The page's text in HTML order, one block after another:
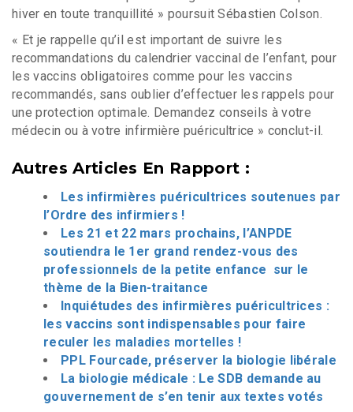
hiver en toute tranquillité » poursuit Sébastien Colson.
« Et je rappelle qu’il est important de suivre les
recommandations du calendrier vaccinal de l’enfant, pour
les vaccins obligatoires comme pour les vaccins
recommandés, sans oublier d’effectuer les rappels pour
une protection optimale. Demandez conseils à votre
médecin ou à votre infirmière puéricultrice » conclut-il.
Autres Articles En Rapport :
Les infirmières puéricultrices soutenues par
l’Ordre des infirmiers !
Les 21 et 22 mars prochains, l’ANPDE
soutiendra le 1er grand rendez-vous des
professionnels de la petite enfance sur le
thème de la Bien-traitance
Inquiétudes des infirmières puéricultrices :
les vaccins sont indispensables pour faire
reculer les maladies mortelles !
PPL Fourcade, préserver la biologie libérale
La biologie médicale : Le SDB demande au
gouvernement de s’en tenir aux textes votés